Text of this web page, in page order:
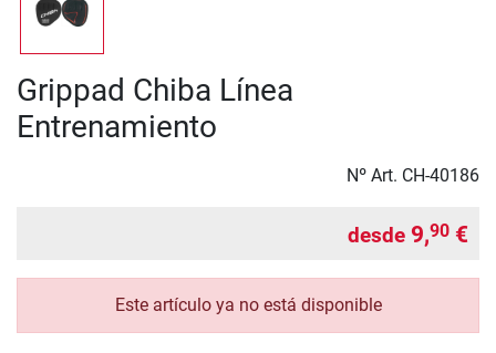
Grippad Chiba Línea
Entrenamiento
Nº Art. CH-40186
desde 9,90 €
Este artículo ya no está disponible